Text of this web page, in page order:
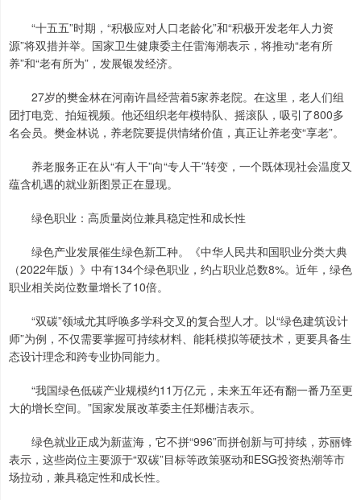
“十五五”时期，“积极应对人口老龄化”和“积极开发老年人力资
源”将双措并举。国家卫生健康委主任雷海潮表示，将推动“老有所
养”和“老有所为”，发展银发经济。
27岁的樊金林在河南许昌经营着5家养老院。在这里，老人们组
团打电竞、拍短视频。他还组织老年模特队、摇滚队，吸引了800多
名会员。樊金林说，养老院要提供情绪价值，真正让养老变“享老”。
养老服务正在从“有人干”向“专人干”转变，一个既体现社会温度又
蕴含机遇的就业新图景正在显现。
绿色职业：高质量岗位兼具稳定性和成长性
绿色产业发展催生绿色新工种。《中华人民共和国职业分类大典
（2022年版）》中有134个绿色职业，约占职业总数8%。近年，绿色
职业相关岗位数量增长了10倍。
“双碳”领域尤其呼唤多学科交叉的复合型人才。以“绿色建筑设计
师”为例，不仅需要掌握可持续材料、能耗模拟等硬技术，更要具备生
态设计理念和跨专业协同能力。
“我国绿色低碳产业规模约11万亿元，未来五年还有翻一番乃至更
大的增长空间。”国家发展改革委主任郑栅洁表示。
绿色就业正成为新蓝海，它不拼“996”而拼创新与可持续，苏丽锋
表示，这些岗位主要源于“双碳”目标等政策驱动和ESG投资热潮等市
场拉动，兼具稳定性和成长性。